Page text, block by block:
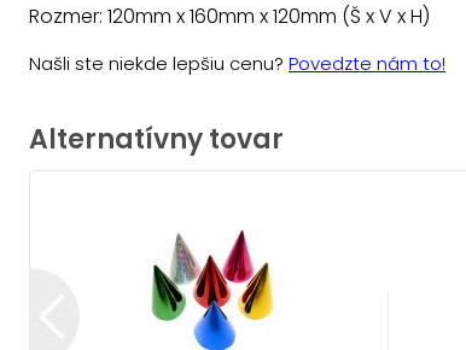
Rozmer: 120mm x 160mm x 120mm (Š x V x H)
Našli ste niekde lepšiu cenu? Povedzte nám to!
Alternatívny tovar